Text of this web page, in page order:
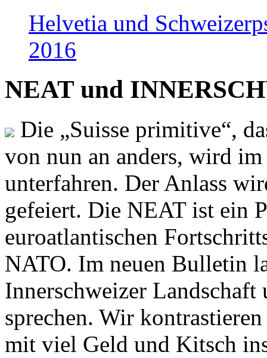
Helvetia und
2016
NEAT und
Die „Suisse primitive“,
von nun an anders, wird
unterfahren. Der Anlass
gefeiert. Die NEAT ist ein
euroatlantischen
NATO. Im neuen Bulletin
Innerschweizer
sprechen. Wir
mit viel Geld und Kitsch